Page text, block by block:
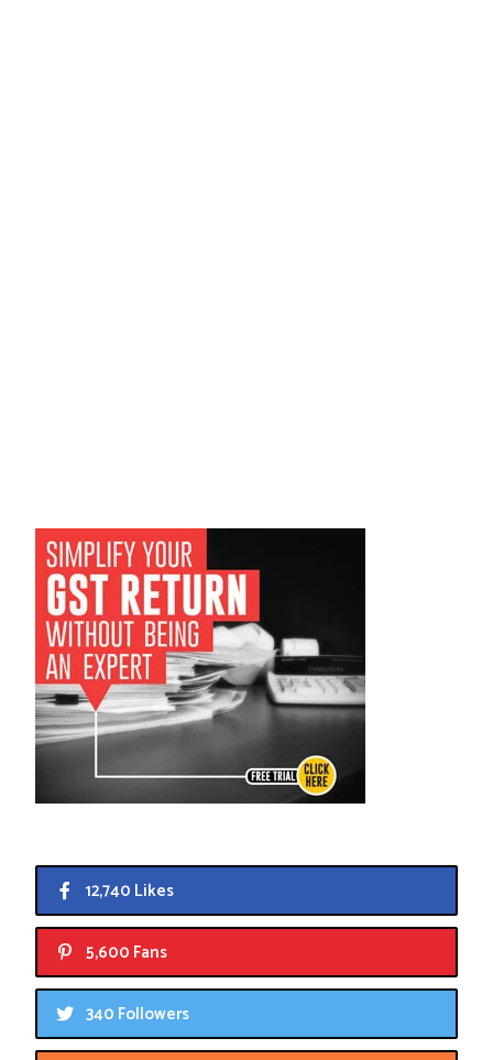
12,740 Likes
5,600 Fans
340 Followers